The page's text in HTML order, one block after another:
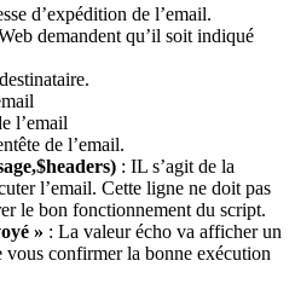
d’expédition de l’email.
demandent qu’il soit indiqué
l’email
de l’email.
: IL s’agit de la
l’email. Cette ligne ne doit pas
le bon fonctionnement du script.
» : La valeur écho va afficher un
vous confirmer la bonne exécution